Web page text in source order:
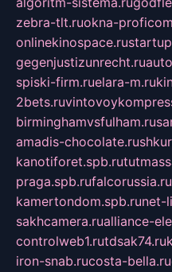
zebra-tlt.ruokna-
onlinekinospace.ru
gegenjustizunrecht.ru
spiski-firm.ruelara-m.ru
2bets.ru
birminghamvsfulham.ru
amadis-chocolate.ru
kanotiforet.spb.ru
praga.spb.rufalcorussia.ru
kamertondom.spb.runet-
sakhcamera.rualliance-
controlweb1.rutdsak74.ru
iron-snab.rucosta-bella.ru